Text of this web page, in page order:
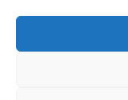
Charriot
ÉQUIPEMENT DE